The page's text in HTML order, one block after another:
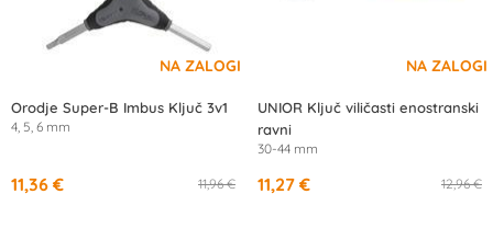
Orodje Super-B Imbus Ključ 3v1
4, 5, 6 mm
11,96 €
11,36 €
UNIOR Ključ viličasti enostranski
ravni
30-44 mm
12,96 €
11,27 €